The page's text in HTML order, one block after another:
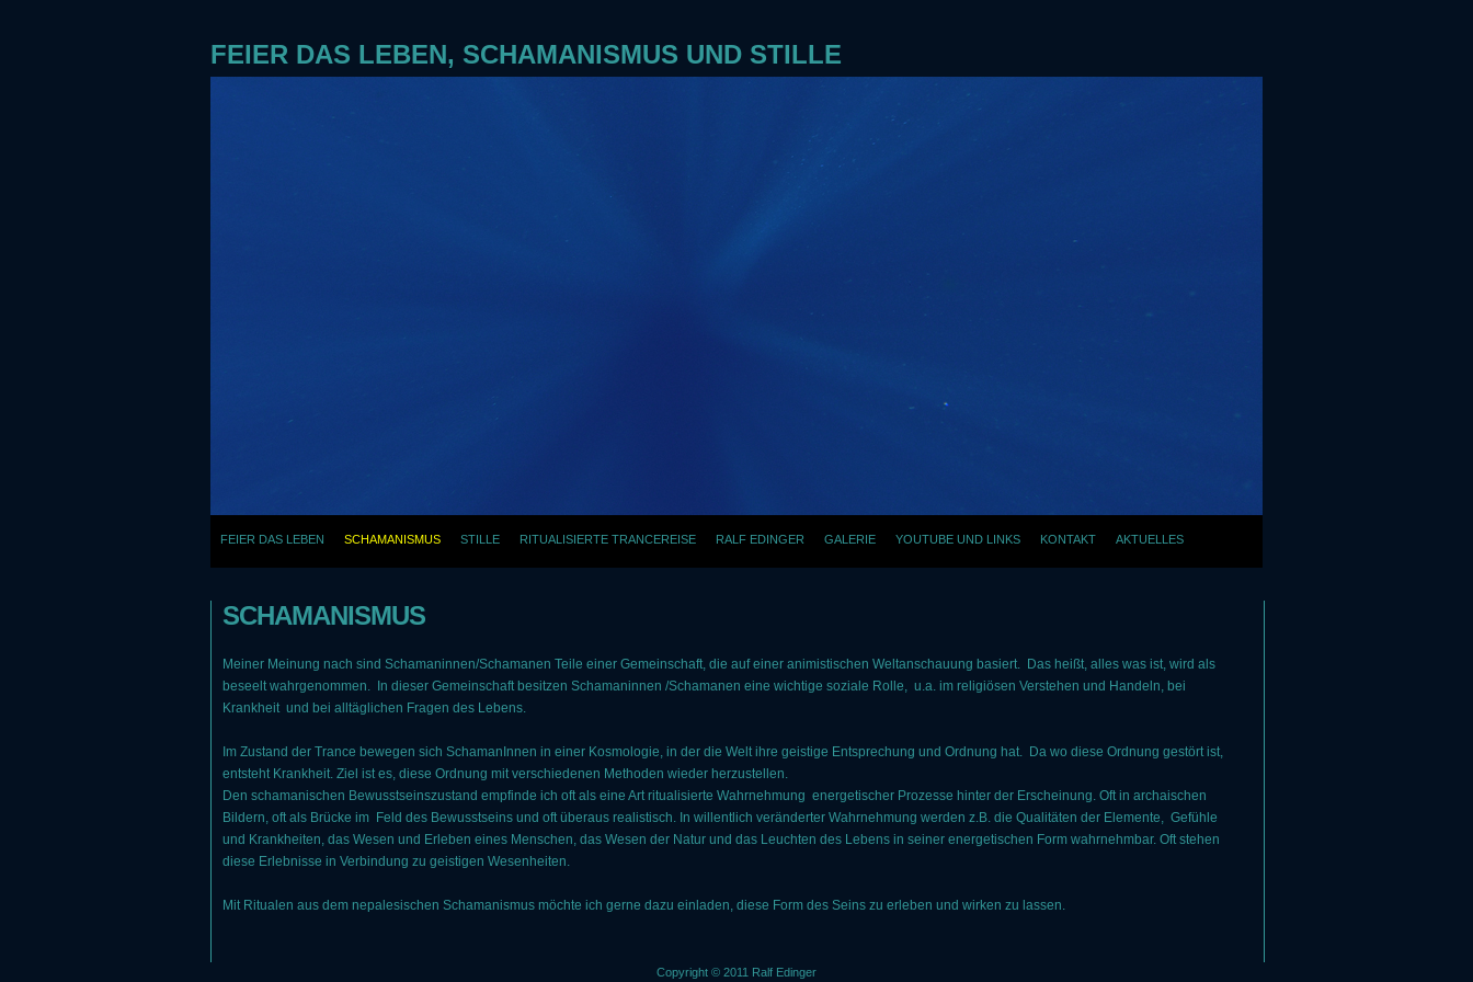
FEIER DAS LEBEN, SCHAMANISMUS UND STILLE
FEIER DAS LEBEN SCHAMANISMUS STILLE RITUALISIERTE TRANCEREISE RALF EDINGER GALERIE YOUTUBE UND LINKS KONTAKT AKTUELLES
SCHAMANISMUS
Meiner Meinung nach sind Schamaninnen/Schamanen Teile einer Gemeinschaft, die auf einer animistischen Weltanschauung basiert. Das heißt, alles was ist, wird als
beseelt wahrgenommen. In dieser Gemeinschaft besitzen Schamaninnen /Schamanen eine wichtige soziale Rolle, u.a. im religiösen Verstehen und Handeln, bei
Krankheit und bei alltäglichen Fragen des Lebens.
Im Zustand der Trance bewegen sich SchamanInnen in einer Kosmologie, in der die Welt ihre geistige Entsprechung und Ordnung hat. Da wo diese Ordnung gestört ist,
entsteht Krankheit. Ziel ist es, diese Ordnung mit verschiedenen Methoden wieder herzustellen.
Den schamanischen Bewusstseinszustand empfinde ich oft als eine Art ritualisierte Wahrnehmung energetischer Prozesse hinter der Erscheinung. Oft in archaischen
Bildern, oft als Brücke im Feld des Bewusstseins und oft überaus realistisch. In willentlich veränderter Wahrnehmung werden z.B. die Qualitäten der Elemente, Gefühle
und Krankheiten, das Wesen und Erleben eines Menschen, das Wesen der Natur und das Leuchten des Lebens in seiner energetischen Form wahrnehmbar. Oft stehen
diese Erlebnisse in Verbindung zu geistigen Wesenheiten.
Mit Ritualen aus dem nepalesischen Schamanismus möchte ich gerne dazu einladen, diese Form des Seins zu erleben und wirken zu lassen.
Copyright © 2011 Ralf Edinger